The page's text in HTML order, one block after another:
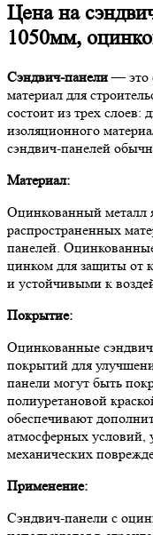
Цена на
1050мм,
Сэндвич-панели— это
материал для
состоит из трех слоев:
изоляционного
сэндвич-панелей
Материал:
Оцинкованный металл
распространенных
панелей.
цинком для защиты от
и устойчивыми к
Покрытие:
Оцинкованные
покрытий для
панели могут быть
полиуретановой
обеспечивают
атмосферных условий,
механических
Применение:
Сэндвич-панели с